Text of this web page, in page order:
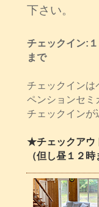
下さい。
チェックイン:
まで
チェックインは
ペンションセミ
チェックインが
★チェックアウ
（但し昼１２